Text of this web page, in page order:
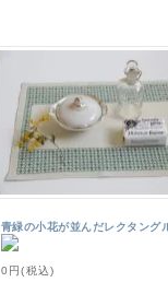
青緑の小花が並んだレクタング
0円(税込)